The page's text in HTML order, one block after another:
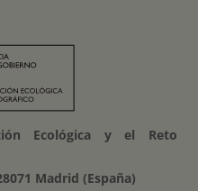
Ecológica y el Reto
Madrid (España)